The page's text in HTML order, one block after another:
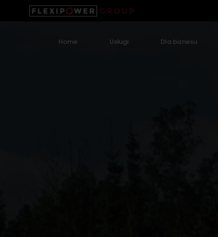
Home Usługi Dla biznesu